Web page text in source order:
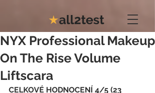
NYX Professional Makeup
On The Rise Volume
Liftscara
CELKOVÉ HODNOCENÍ 4/5 (23